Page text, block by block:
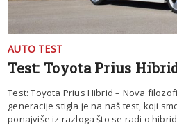
AUTO TEST
Test: Toyota Prius
Test: Toyota Prius Hibrid – Nova
generacije stigla je na naš test, koji
ponajviše iz razloga što se radi o